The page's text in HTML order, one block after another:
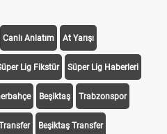
Canlı Anlatım At Yarışı
Lig Fikstür Süper Lig Haberleri
Beşiktaş Trabzonspor
Beşiktaş Transfer